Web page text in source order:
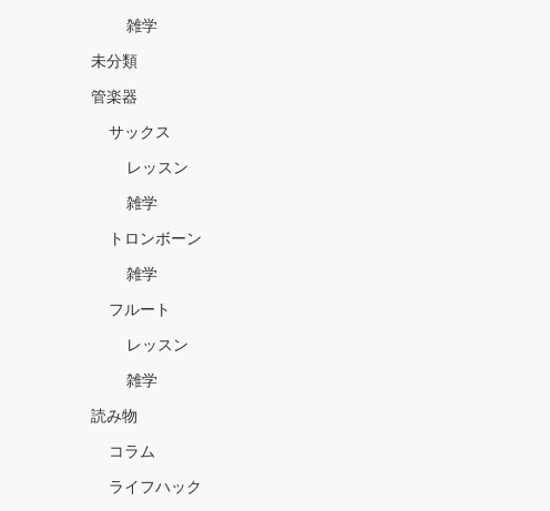
雑学
未分類
管楽器
サックス
レッスン
雑学
トロンボーン
雑学
フルート
レッスン
雑学
読み物
コラム
ライフハック